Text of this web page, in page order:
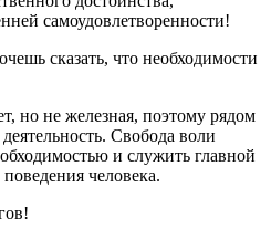
самоудовлетворенности!
сказать, что необходимости
но не железная, поэтому рядом
Свобода воли
и служить главной
человека.